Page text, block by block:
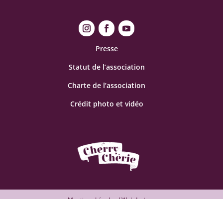
Presse
Statut de l’association
Charte de l’association
Crédit photo et vidéo